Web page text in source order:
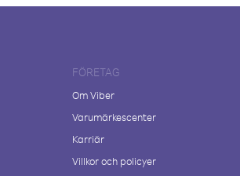
FÖRETAG
Om Viber
Varumärkescenter
Karriär
Villkor och policyer